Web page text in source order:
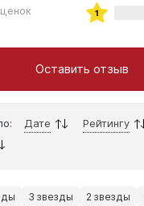
Оставить отзыв
Дате
Рейтингу
3 звезды 2 звезды